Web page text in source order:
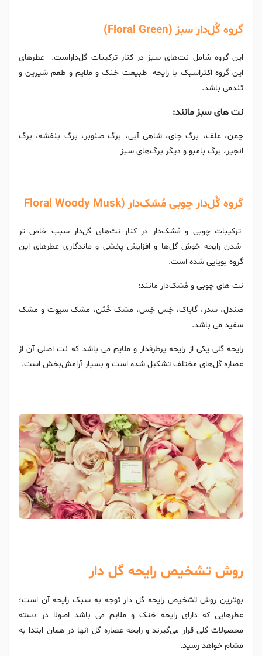
گروه گُل‌دار سبز (Floral Green)
این گروه شامل نت‌های سبز در کنار ترکیبات گل‌داراست. عطرهای
این گروه اکثراسبک با رایحه طبیعت خنک و ملایم و طعم شیرین و
تندمی باشد.
نت های سبز مانند:
چمن، علف، برگ چای، شاهی آبی، برگ صنوبر، برگ بنفشه، برگ
انجیر، برگ بامبو و دیگر برگ‌های سبز
گروه گُل‌دار چوبی مُشک‌دار (Floral Woody Musk
ترکیبات چوبی و مُشک‌دار در کنار نت‌های گل‌دار سبب خاص تر
شدن رایحه خوش گل‌ها و افزایش پخشی و ماندگاری عطرهای این
گروه بویایی شده است.
نت های چوبی و مُشک‌دار مانند:
صندل، سدر، گایاک، خِس خِس، مشک خُتَن، مشک سیوِت و مشک
سفید می باشد.
رایحه گلی یکی از رایحه پرطرفدار و ملایم می باشد که نت اصلی آن از
عصاره گل‌های مختلف تشکیل شده است و بسیار آرامش‌بخش است.
روش تشخیص رایحه گل دار
بهترین روش تشخیص رایحه گل دار توجه به سبک رایحه آن است؛
عطرهایی که دارای رایحه خنک و ملایم می باشد اصولا در دسته
محصولات گلی قرار می‌گیرند و رایحه عصاره گل آنها در همان ابتدا به
مشام خواهد رسید.